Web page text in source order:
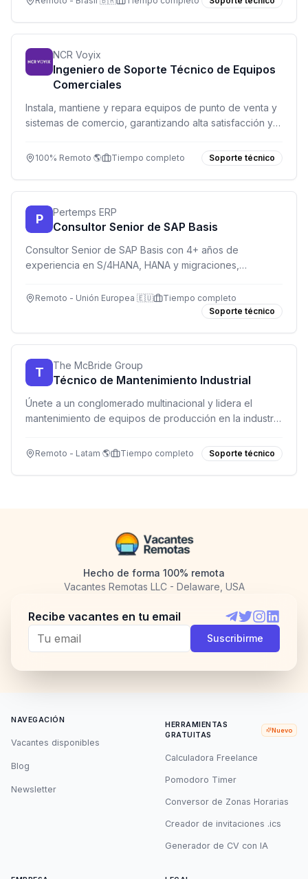
NCR Voyix
Ingeniero de Soporte Técnico de Equipos
Comerciales
Instala, mantiene y repara equipos de punto de venta y
sistemas de comercio, garantizando alta satisfacción y
100% Remoto 🌎 Tiempo completo Soporte técnico
P Pertemps ERP
Consultor Senior de SAP Basis
Consultor Senior de SAP Basis con 4+ años de
experiencia en S/4HANA, HANA y migraciones,
escala desde remoto/híbrido en Europa.
Remoto - Unión Europea 🇪🇺
Tiempo completo
Soporte técnico
T The McBride Group
Técnico de Mantenimiento Industrial
Únete a un conglomerado multinacional y lidera el
mantenimiento de equipos de producción en la industria
Remoto - Latam 🌎 Tiempo completo Soporte técnico
Hecho de forma 100% remota
Vacantes Remotas LLC - Delaware, USA
Recibe vacantes en tu email
Telegram
TwitterInstagram
Suscribirme
NAVEGACIÓN
Vacantes disponibles
Blog
Newsletter
HERRAMIENTAS
GRATUITAS
Nuevo
Calculadora Freelance
Pomodoro Timer
Conversor de Zonas Horarias
Creador de invitaciones .ics
Generador de CV con IA